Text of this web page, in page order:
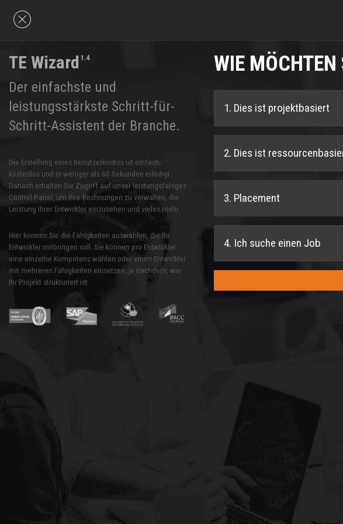
TE Wizard1.4
Der einfachste und
leistungsstärkste Schritt-für-
Schritt-Assistent der Branche.
Die Erstellung eines Benutzerkontos ist einfach,
kostenlos und in weniger als 60 Sekunden erledigt.
Danach erhalten Sie Zugriff auf unser leistungsfähiges
Control Panel, um Ihre Rechnungen zu verwalten, die
Leistung Ihrer Entwickler einzusehen und vieles mehr.
Hier können Sie die Fähigkeiten auswählen, die Ihr
Entwickler mitbringen soll. Sie können pro Entwickler
eine einzelne Kompetenz wählen oder einen Entwickler
mit mehreren Fähigkeiten einsetzen, je nachdem, wie
Ihr Projekt strukturiert ist.
WIE
1. Dies ist projektbasiert
2. Dies ist
3. Placement
4. Ich suche einen Job